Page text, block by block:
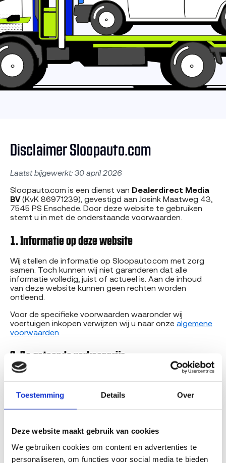
Toestemming Details Over
Deze website maakt gebruik van cookies
We gebruiken cookies om content en advertenties te
personaliseren, om functies voor social media te bieden
Disclaimer Sloopauto.com
Laatst bijgewerkt: 30 april 2026
Sloopauto.com is een dienst van Dealerdirect Media
BV (KvK 86971239), gevestigd aan Josink Maatweg 43,
7545 PS Enschede. Door deze website te gebruiken
stemt u in met de onderstaande voorwaarden.
1. Informatie op deze website
Wij stellen de informatie op Sloopauto.com met zorg
samen. Toch kunnen wij niet garanderen dat alle
informatie volledig, juist of actueel is. Aan de inhoud
van deze website kunnen geen rechten worden
ontleend.
Voor de specifieke voorwaarden waaronder wij
voertuigen inkopen verwijzen wij u naar onze algemene
voorwaarden.
2. De getoonde verkoopprijs
RDW-data van uw kenteken en uw antwoorden in de
voorbehoud van controle bij ophalen;
het voertuig afwijkt van wat is opgegeven;
is geldig gedurende de op de website vermelde